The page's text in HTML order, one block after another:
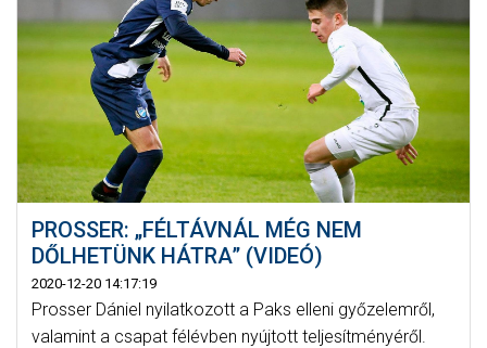
PROSSER: „FÉLTÁVNÁL MÉG NEM
DŐLHETÜNK HÁTRA” (VIDEÓ)
2020-12-20 14:17:19
Prosser Dániel nyilatkozott a Paks elleni győzelemről,
valamint a csapat félévben nyújtott teljesítményéről.